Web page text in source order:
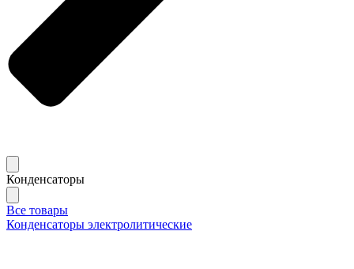
Конденсаторы
Все товары
Конденсаторы электролитические